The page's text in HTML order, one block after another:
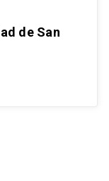
de San